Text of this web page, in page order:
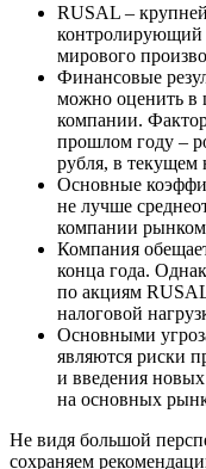
RUSAL –
контролирующий
мирового
Финансовые
можно оценить в
компании.
прошлом году –
рубля, в текущем
Основные
не лучше
компании рынком
Компания
конца года.
по акциям
налоговой
Основными
являются риски
и введения
на основных
Не видя большой
сохраняем